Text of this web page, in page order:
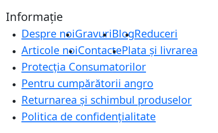
Informație
Despre noiGravuriBlogReduceri
Articole noiContactePlata și livrarea
Protecţia Consumatorilor
Pentru cumpărătorii angro
Returnarea și schimbul produselor
Politica de confidențialitate